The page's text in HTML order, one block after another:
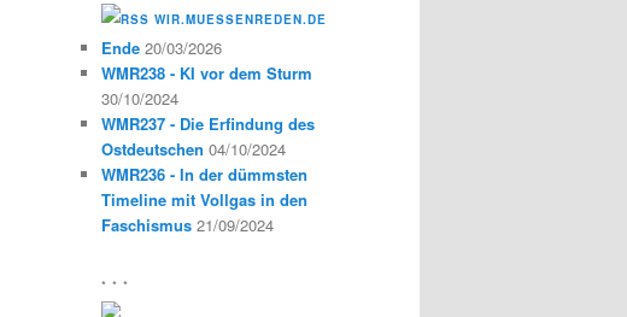
WIR.MUESSENREDEN.DE
Ende 20/03/2026
WMR238 - KI vor dem Sturm
30/10/2024
WMR237 - Die Erfindung des
Ostdeutschen 04/10/2024
WMR236 - In der dümmsten
Timeline mit Vollgas in den
Faschismus 21/09/2024
* * *